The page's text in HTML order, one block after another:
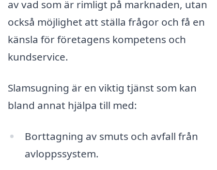
av vad som är rimligt på marknaden, utan
också möjlighet att ställa frågor och få en
känsla för företagens kompetens och
kundservice.
Slamsugning är en viktig tjänst som kan
bland annat hjälpa till med:
Borttagning av smuts och avfall från
avloppssystem.